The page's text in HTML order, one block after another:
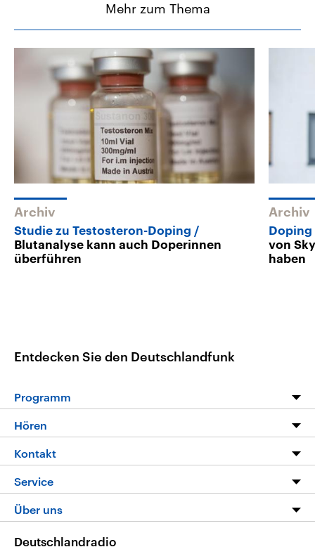
Mehr zum Thema
Archiv
Studie zu Testosteron-Doping
Blutanalyse kann auch Doperinnen
überführen
Archiv
von
haben
Entdecken Sie den Deutschlandfunk
Programm
Programm
Die Nachrichten
Nachrichtenleicht
Neue Beiträge auf dlf.de
Hören
Livestream
Podcasts
Deutschlandfunk App
Nachrichten App
Kontakt
Hörerservice
Service
FAQ
Über uns
Deutschlandradio